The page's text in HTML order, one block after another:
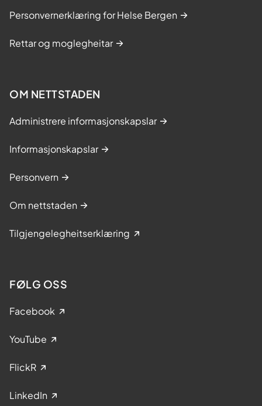
Personvernerklæring for Helse Bergen
Rettar og moglegheitar
OM NETTSTADEN
Administrere informasjonskapslar
Informasjonskapslar
Personvern
Om nettstaden
Tilgjengelegheitserklæring
FØLG OSS
Facebook
YouTube
FlickR
LinkedIn